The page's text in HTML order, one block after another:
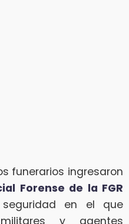
funerarios ingresaron
Forense de la FGR
en el que
y agentes